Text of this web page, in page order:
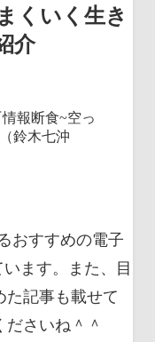
くいく生き
介
おすすめの電子
ます。また、目
た記事も載せて
さいね＾＾